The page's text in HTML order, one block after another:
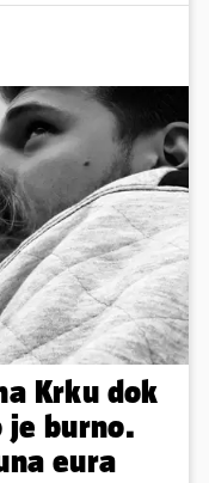
Krku dok
je burno.
eura